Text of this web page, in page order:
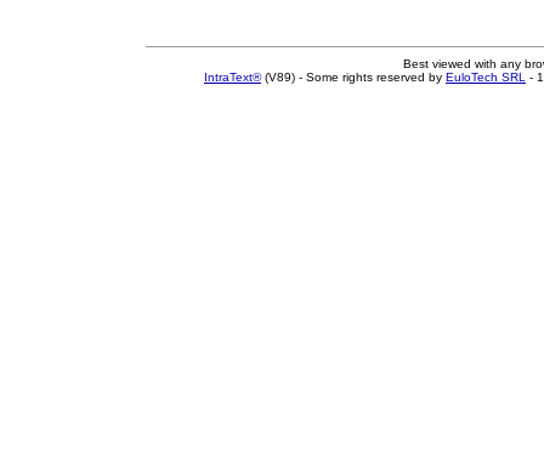
Best viewed with any
IntraText®(V89) - Some rights reserved by EuloTech SRL -